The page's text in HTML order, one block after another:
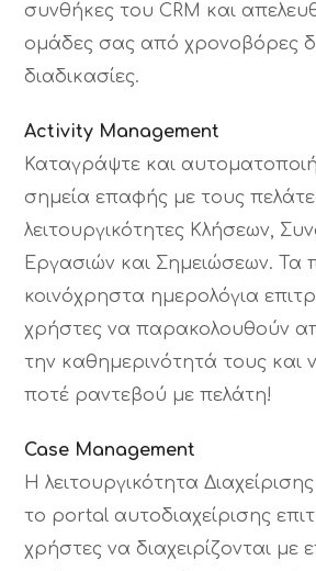
συνθήκες του CRM και
ομάδες σας από χρονοβόρες
διαδικασίες.
Activity Management
Καταγράψτε και
σημεία επαφής με τους
λειτουργικότητες Κλήσεων,
Εργασιών και Σημειώσεων. Τα
κοινόχρηστα ημερολόγια
χρήστες να παρακολουθούν
την καθημερινότητά τους και
ποτέ ραντεβού με πελάτη!
Case Management
Η λειτουργικότητα
το portal αυτοδιαχείρισης
χρήστες να διαχειρίζονται με